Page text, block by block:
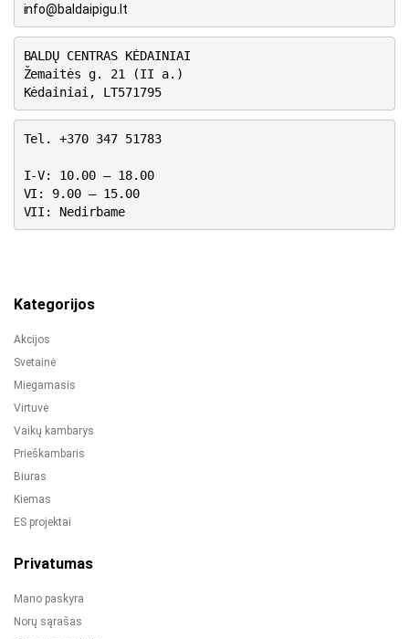
info@baldaipigu.lt
BALDŲ CENTRAS KĖDAINIAI
Žemaitės g. 21 (II a.)
Kėdainiai, LT571795
Tel. +370 347 51783
I-V: 10.00 – 18.00
VI: 9.00 – 15.00
VII: Nedirbame
Kategorijos
Akcijos
Svetainė
Miegamasis
Virtuvė
Vaikų kambarys
Prieškambaris
Biuras
Kiemas
ES projektai
Privatumas
Mano paskyra
Norų sąrašas